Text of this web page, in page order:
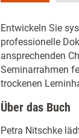
Entwickeln Sie
professionelle
ansprechenden
Seminarrahmen
trockenen
Über das Buch
Petra Nitschke